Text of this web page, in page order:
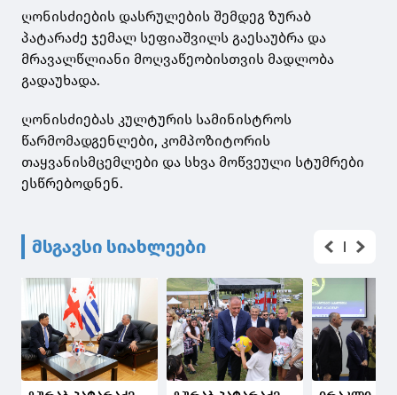
ღონისძიების დასრულების შემდეგ ზურაბ
პატარაძე ჯემალ სეფიაშვილს გაესაუბრა და
მრავალწლიანი მოღვაწეობისთვის მადლობა
გადაუხადა.
ღონისძიებას კულტურის სამინისტროს
წარმომადგენლები, კომპოზიტორის
თაყვანისმცემლები და სხვა მოწვეული სტუმრები
ესწრებოდნენ.
მსგავსი სიახლეები